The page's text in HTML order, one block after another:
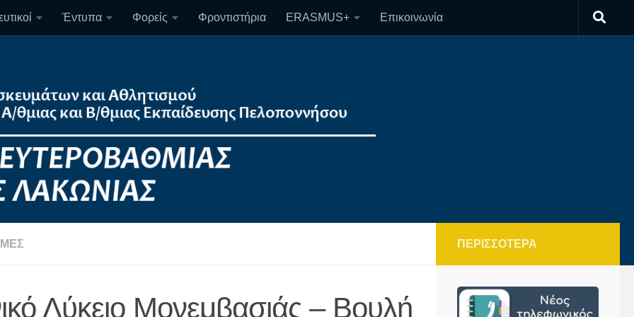
Έντυπα Φορείς Φροντιστήρια ERASMUS+ Επικοινωνία
Λύκειο Μονεμβασιάς – Βουλή
ΠΕΡΙΣΣΌΤΕΡΑ